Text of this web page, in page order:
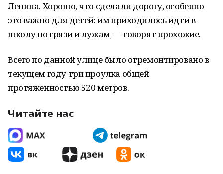
Ленина. Хорошо, что сделали дорогу, особенно
это важно для детей: им приходилось идти в
школу по грязи и лужам, — говорят прохожие.
Всего по данной улице было отремонтировано в
текущем году три проулка общей
протяженностью 520 метров.
Читайте нас